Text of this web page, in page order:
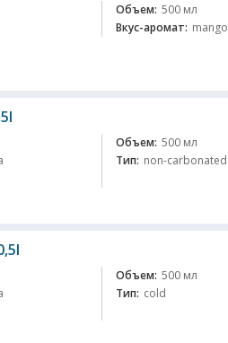
Объем: 500 мл
Вкус-аромат: mango
Объем: 500 мл
Тип: non-carbonated
Объем: 500 мл
Тип: cold